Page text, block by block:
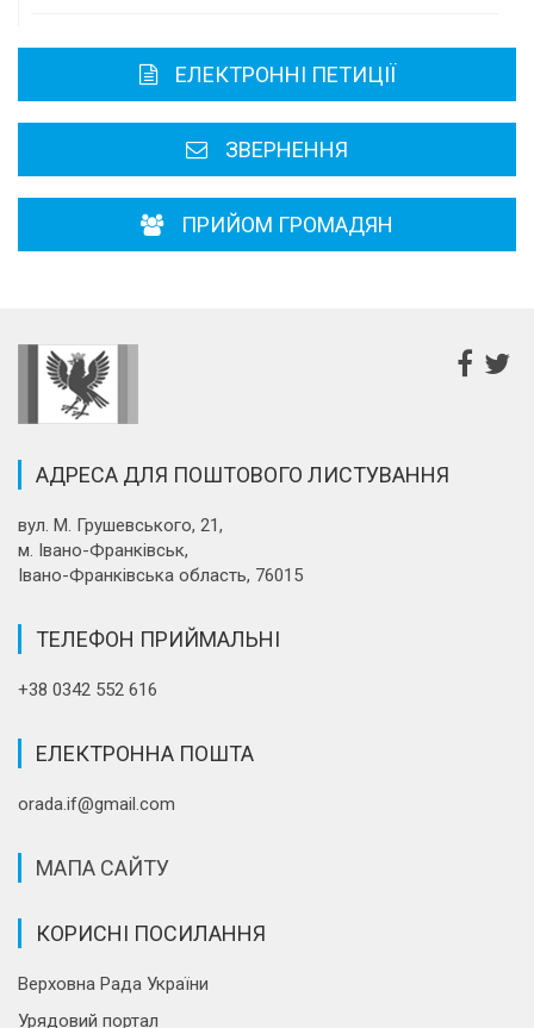
Районні, міські ради
ЕЛЕКТРОННІ ПЕТИЦІЇ
ЗВЕРНЕННЯ
ПРИЙОМ ГРОМАДЯН
АДРЕСА ДЛЯ ПОШТОВОГО ЛИСТУВАННЯ
вул. М. Грушевського, 21,
м. Івано-Франківськ,
Івано-Франківська область, 76015
ТЕЛЕФОН ПРИЙМАЛЬНІ
+38 0342 552 616
ЕЛЕКТРОННА ПОШТА
orada.if@gmail.com
МАПА САЙТУ
КОРИСНІ ПОСИЛАННЯ
Верховна Рада України
Урядовий портал